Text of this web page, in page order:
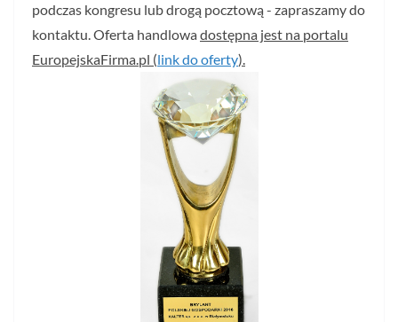
podczas kongresu lub drogą pocztową - zapraszamy do
kontaktu. Oferta handlowadostępna jest na portalu
EuropejskaFirma.pl (link do oferty).